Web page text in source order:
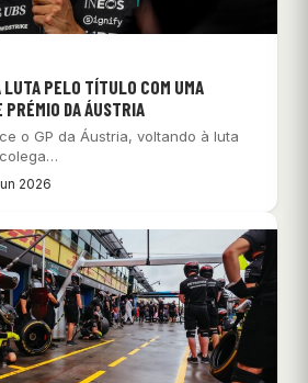
PELO TÍTULO COM UMA
PRÉMIO DA ÁUSTRIA
o GP da Áustria, voltando à luta
2026